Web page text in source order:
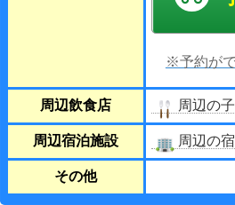
※予約が
周辺飲食店 周辺の
周辺宿泊施設 周辺の
その他